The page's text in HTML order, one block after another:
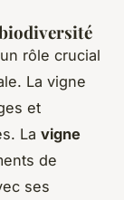
rôle crucial
La vigne
et
La vigne
de
ses